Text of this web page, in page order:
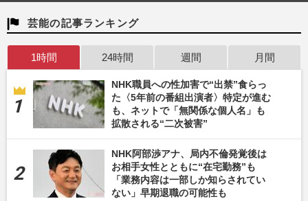
芸能の記事ランキング
1時間 24時間 週間 月間
NHK職員への性加害で“出禁”食らっ
た〈5年前の番組出演者〉特定が進む
も、ネットで「無関係な個人名」も
拡散される“二次被害”
NHK阿部渉アナ、局内不倫発覚後は
お相手女性とともに“在宅勤務”も
「業務内容は一部しか知らされてい
ない」早期退職の可能性も